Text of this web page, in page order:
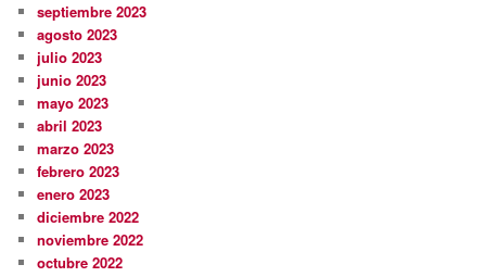
septiembre 2023
agosto 2023
julio 2023
junio 2023
mayo 2023
abril 2023
marzo 2023
febrero 2023
enero 2023
diciembre 2022
noviembre 2022
octubre 2022